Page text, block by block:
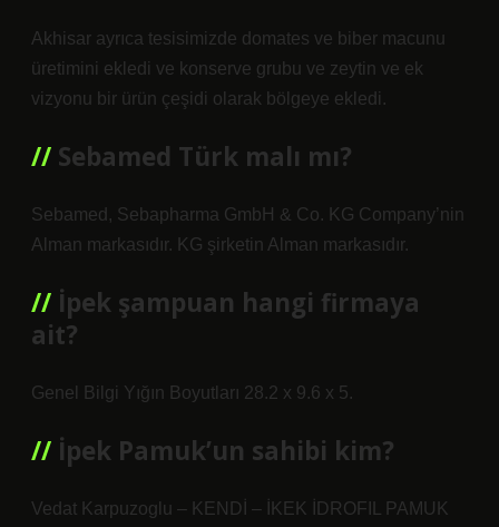
Akhisar ayrıca tesisimizde domates ve biber macunu
üretimini ekledi ve konserve grubu ve zeytin ve ek
vizyonu bir ürün çeşidi olarak bölgeye ekledi.
Sebamed Türk malı mı?
Sebamed, Sebapharma GmbH & Co. KG Company’nin
Alman markasıdır. KG şirketin Alman markasıdır.
İpek şampuan hangi firmaya
ait?
Genel Bilgi Yığın Boyutları 28.2 x 9.6 x 5.
İpek Pamuk’un sahibi kim?
Vedat Karpuzoglu – KENDİ – İKEK İDROFIL PAMUK